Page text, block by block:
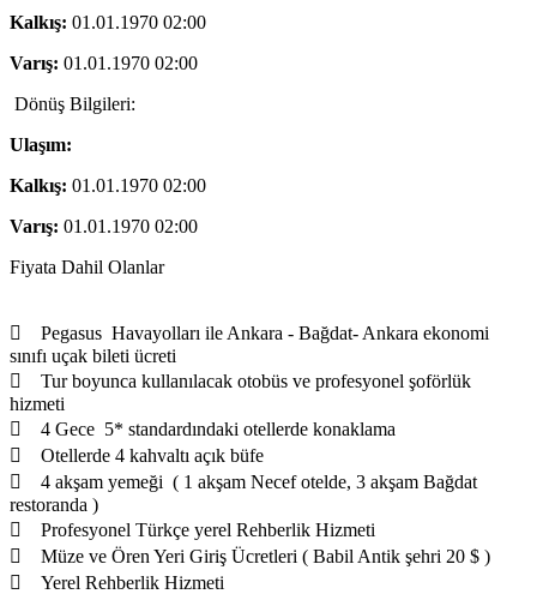
Kalkış: 01.01.1970 02:00
Varış: 01.01.1970 02:00
Dönüş Bilgileri:
Ulaşım:
Kalkış: 01.01.1970 02:00
Varış: 01.01.1970 02:00
Fiyata Dahil Olanlar
 Pegasus Havayolları ile Ankara - Bağdat- Ankara ekonomi
sınıfı uçak bileti ücreti
 Tur boyunca kullanılacak otobüs ve profesyonel şoförlük
hizmeti
 4 Gece 5* standardındaki otellerde konaklama
 Otellerde 4 kahvaltı açık büfe
 4 akşam yemeği ( 1 akşam Necef otelde, 3 akşam Bağdat
restoranda )
 Profesyonel Türkçe yerel Rehberlik Hizmeti
 Müze ve Ören Yeri Giriş Ücretleri ( Babil Antik şehri 20 $ )
 Yerel Rehberlik Hizmeti